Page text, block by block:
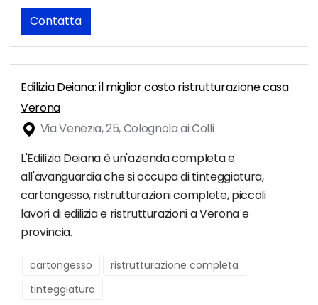
Contatta
Edilizia Deiana: il miglior costo ristrutturazione casa
Verona
Via Venezia, 25, Colognola ai Colli
L'Edilizia Deiana è un'azienda completa e
all'avanguardia che si occupa di tinteggiatura,
cartongesso, ristrutturazioni complete, piccoli
lavori di edilizia e ristrutturazioni a Verona e
provincia.
cartongesso
ristrutturazione completa
tinteggiatura